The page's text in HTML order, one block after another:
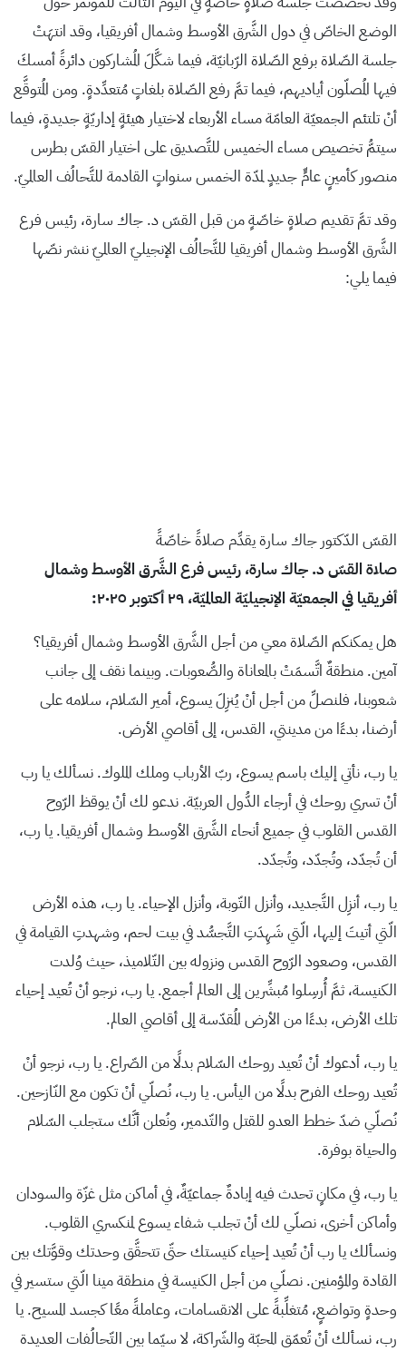
الوضع الخاصّ في دول الشَّرق الأوسط وشمال أفريقيا، وقد انتهَتْ
جلسة الصّلاة برفع الصّلاة الرّبانيّة، فيما شكَّلَ المُشاركون دائرةً أمسكَ
فيها المُصلّون أياديهم، فيما تمَّ رفع الصّلاة بلغاتٍ مُتعدِّدةٍ. ومن المُتوقَّع
أنْ تلتئم الجمعيّة العامّة مساء الأربعاء لاختيار هيئةٍ إداريّةٍ جديدةٍ، فيما
سيتمُّ تخصيص مساء الخميس للتَّصديق على اختيار القسّ بطرس
منصور كأمينٍ عامٍّ جديدٍ لمدّة الخمس سنواتٍ القادمة للتَّحالُف العالميّ.
وقد تمَّ تقديم صلاةٍ خاصّةٍ من قبل القسّ د. جاك سارة، رئيس فرع
الشَّرق الأوسط وشمال أفريقيا للتَّحالُف الإنجيليّ العالميّ ننشر نصّها
فيما يلي:
القسّ الدّكتور جاك سارة يقدِّم صلاةً خاصّةً
صلاة القسّ د. جاك سارة، رئيس فرع الشَّرق الأوسط وشمال
أفريقيا في الجمعيّة الإنجيليّة العالميّة، ٢٩ أكتوبر ٢٠٢٥:
هل يمكنكم الصّلاة معي من أجل الشَّرق الأوسط وشمال أفريقيا؟
آمين. منطقةٌ اتَّسمَتْ بالمعاناة والصُّعوبات. وبينما نقف إلى جانب
شعوبنا، فلنصلِّ من أجل أنْ يُنزِلَ يسوع، أمير السّلام، سلامه على
أرضنا، بدءًا من مدينتي، القدس، إلى أقاصي الأرض.
يا رب، نأتي إليك باسم يسوع، ربّ الأرباب وملك الملوك. نسألك يا رب
أنْ تسري روحك في أرجاء الدُّول العربيّة. ندعو لك أنْ يوقظ الرّوح
القدس القلوب في جميع أنحاء الشَّرق الأوسط وشمال أفريقيا. يا رب،
أن تُجدّد، وتُجدّد، وتُجدّد.
يا رب، أنزِل التَّجديد، وأنزل التّوبة، وأنزل الإحياء. يا رب، هذه الأرض
الّتي أتيتَ إليها، الّتي شَهِدَتِ التَّجسُّد في بيت لحم، وشهدتِ القيامة في
القدس، وصعود الرّوح القدس ونزوله بين التّلاميذ، حيث وُلدت
الكنيسة، ثمَّ أُرسِلوا مُبشِّرين إلى العالم أجمع. يا رب، نرجو أنْ تُعيد إحياء
تلك الأرض، بدءًا من الأرض المُقدّسة إلى أقاصي العالم.
يا رب، أدعوك أنْ تُعيد روحك السّلام بدلًا من الصّراع. يا رب، نرجو أنْ
تُعيد روحك الفرح بدلًا من اليأس. يا رب، نُصلّي أنْ تكون مع النّازحين.
نُصلّي ضدّ خطط العدو للقتل والتّدمير، ونُعلن أنَّك ستجلب السّلام
والحياة بوفرة.
يا رب، في مكانٍ تحدث فيه إبادةٌ جماعيّةٌ، في أماكن مثل غزّة والسودان
وأماكن أخرى، نصلّي لك أنْ تجلب شفاء يسوع لمنكسري القلوب.
ونسألك يا رب أنْ تُعيد إحياء كنيستك حتّى تتحقَّق وحدتك وقوَّتك بين
القادة والمؤمنين. نصلّي من أجل الكنيسة في منطقة مينا الّتي ستسير في
وحدةٍ وتواضعٍ، مُتغلِّبةً على الانقسامات، وعاملةً معًا كجسد المسيح. يا
رب، نسألك أنْ تُعمّق المحبّة والشّراكة، لا سيّما بين التّحالُفات العديدة